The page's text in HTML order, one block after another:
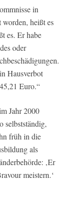
in
worden, heißt es
es. Er habe
oder
Hausverbot
Euro.“
Jahr 2000
selbstständig,
früh in die
als
‚Er
meistern.‘